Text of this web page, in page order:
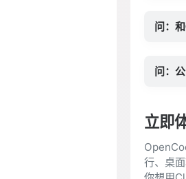
问：
问：
立即
行、桌